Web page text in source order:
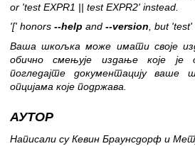
or 'test EXPR1 || test EXPR2' instead.
'[' honors --help and --version , but
Ваша шкољка може имати своје
обично смењује издање које је
погледајте документацију
опцијама које подржава.
АУТОР
Написали су Кевин Браунсдорф и